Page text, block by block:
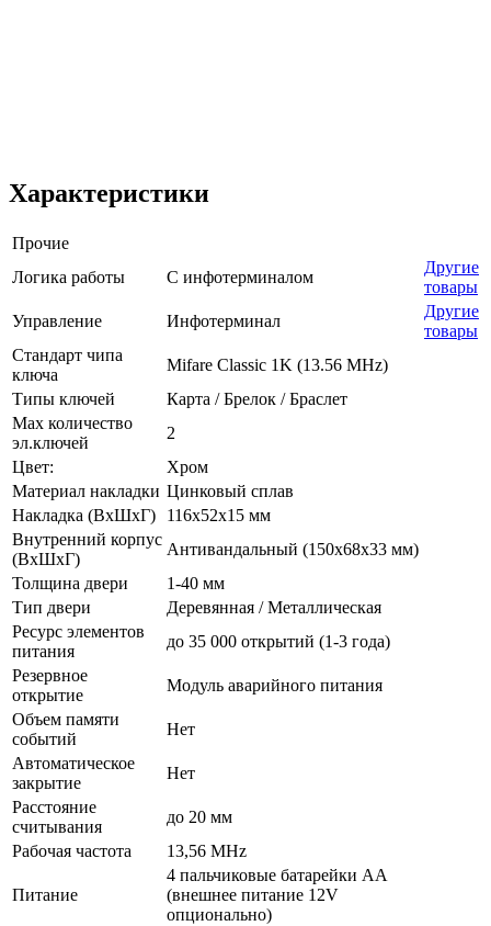
Характеристики
Прочие
Логика работы
С инфотерминалом
Другие
товары
Управление
Инфотерминал
Другие
товары
Стандарт чипа
ключа
Mifare Classic 1K (13.56 MHz)
Типы ключей
Карта / Брелок / Браслет
Max количество
эл.ключей
2
Цвет:
Хром
Материал накладки Цинковый сплав
Накладка (ВхШхГ)
116х52х15 мм
Внутренний корпус
(ВхШхГ)
Антивандальный (150х68х33 мм)
Толщина двери
1-40 мм
Тип двери
Деревянная / Металлическая
Ресурс элементов
питания
до 35 000 открытий (1-3 года)
Резервное
открытие
Модуль аварийного питания
Объем памяти
событий
Нет
Автоматическое
закрытие
Нет
Расстояние
считывания
до 20 мм
Рабочая частота
13,56 MHz
Питание
4 пальчиковые батарейки AA
(внешнее питание 12V
опционально)